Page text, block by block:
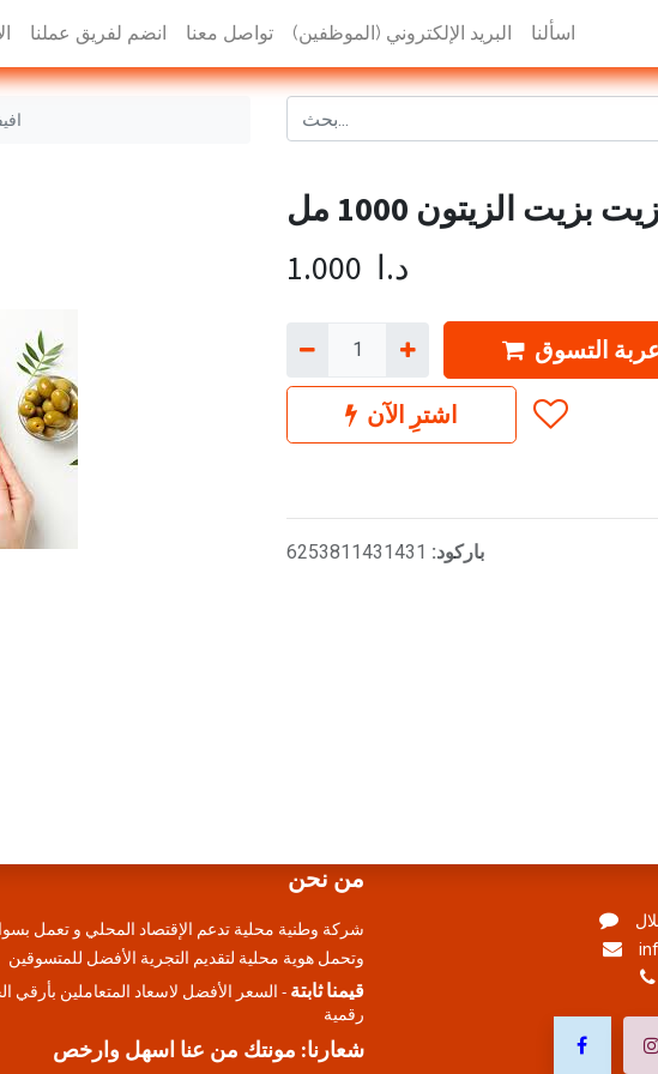
انضم لفريق عملنا تواصل معنا البريد الإلكتروني (الموظفين) اسألنا
الزيتون 1000 مل
1.000 د.ا
التسوق
اشترِ الآن
باركود: 6253811431431
من نحن
شركة وطنية محلية تدعم الإقتصاد المحلي و تعمل
وتحمل هوية محلية لتقديم التجرية الأفضل للمتسوقين
قيمنا ثابتة - السعر الأفضل لاسعاد المتعاملين بأرقي
رقمية
شعارنا: مونتك من عنا اسهل وارخص